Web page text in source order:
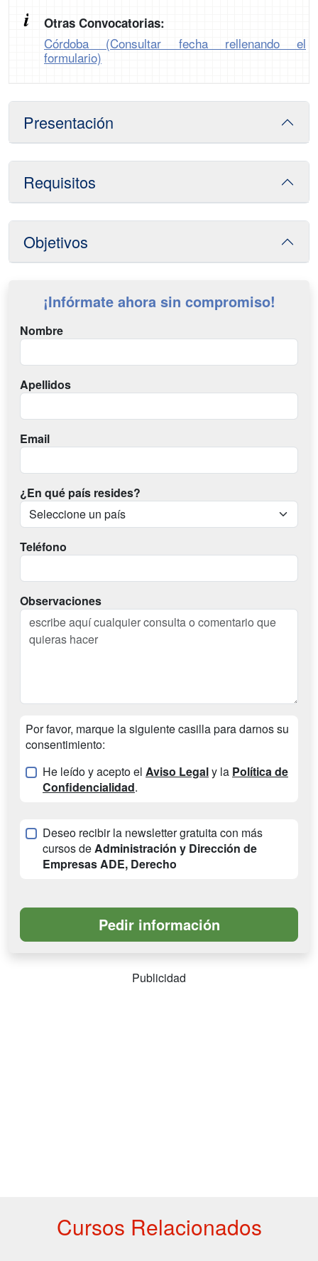
Otras Convocatorias:
Córdoba (Consultar fecha rellenando el
formulario)
Presentación
Requisitos
Objetivos
¡Infórmate ahora sin compromiso!
Nombre
Apellidos
Email
¿En qué país resides?
Teléfono
Observaciones
Por favor, marque la siguiente casilla para darnos su
consentimiento:
He leído y acepto el Aviso Legaly la Política de
Confidencialidad.
Deseo recibir la newsletter gratuita con más
cursos deAdministración y Dirección de
Empresas ADE, Derecho
Publicidad
Cursos Relacionados